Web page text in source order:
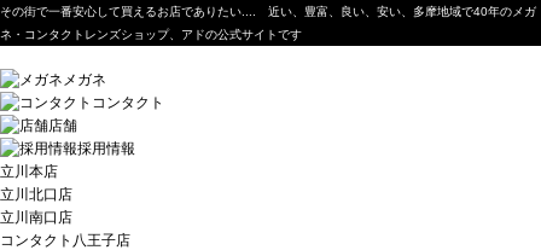
その街で一番安心して買えるお店でありたい.... 近い、豊富、良い、安い、多摩地域で40年のメガ
ネ・コンタクトレンズショップ、アドの公式サイトです
メガネ
コンタクト
店舗
採用情報
立川本店
立川北口店
立川南口店
コンタクト八王子店